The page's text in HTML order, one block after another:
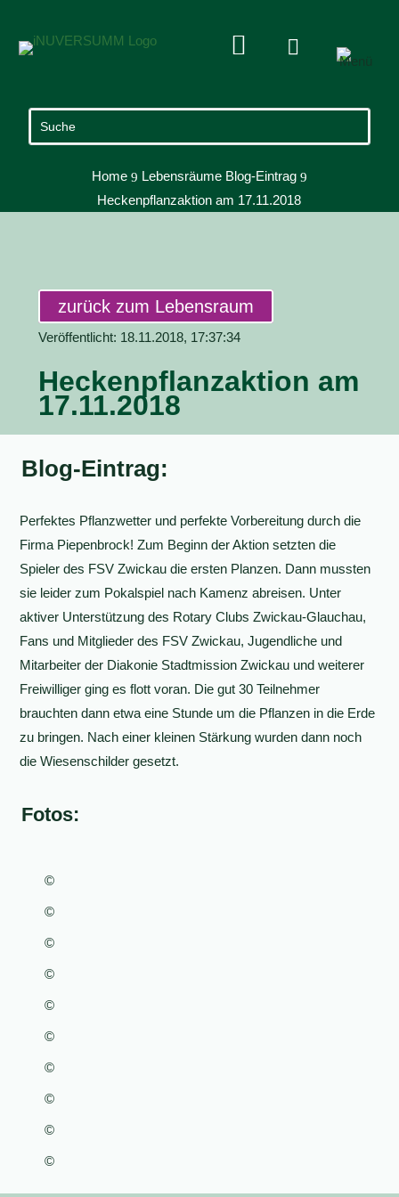
 
Home 9 Lebensräume Blog-Eintrag 9
Heckenpflanzaktion am 17.11.2018
zurück zum Lebensraum
Veröffentlicht: 18.11.2018, 17:37:34
Heckenpflanzaktion am
17.11.2018
Blog-Eintrag:
Perfektes Pflanzwetter und perfekte Vorbereitung durch die
Firma Piepenbrock! Zum Beginn der Aktion setzten die
Spieler des FSV Zwickau die ersten Planzen. Dann mussten
sie leider zum Pokalspiel nach Kamenz abreisen. Unter
aktiver Unterstützung des Rotary Clubs Zwickau-Glauchau,
Fans und Mitglieder des FSV Zwickau, Jugendliche und
Mitarbeiter der Diakonie Stadtmission Zwickau und weiterer
Freiwilliger ging es flott voran. Die gut 30 Teilnehmer
brauchten dann etwa eine Stunde um die Pflanzen in die Erde
zu bringen. Nach einer kleinen Stärkung wurden dann noch
die Wiesenschilder gesetzt.
Fotos:
©
©
©
©
©
©
©
©
©
©